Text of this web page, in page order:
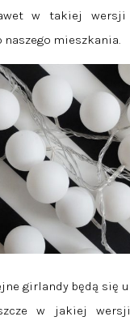
w takiej wersji
mieszkania.
girlandy będą się
w jakiej